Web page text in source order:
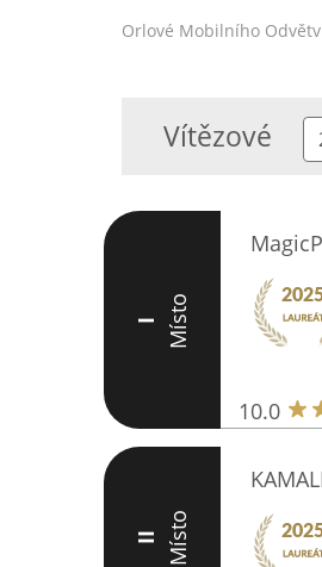
Orlové Mobilního
Vítězové
I Místo
10.0
II Místo